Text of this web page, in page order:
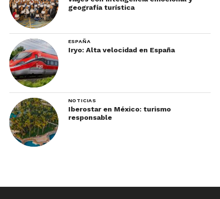
geografía turística
ESPAÑA
Iryo: Alta velocidad en España
NOTICIAS
Iberostar en México: turismo
responsable